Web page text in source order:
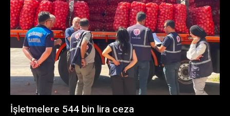
İşletmelere 544 bin lira ceza